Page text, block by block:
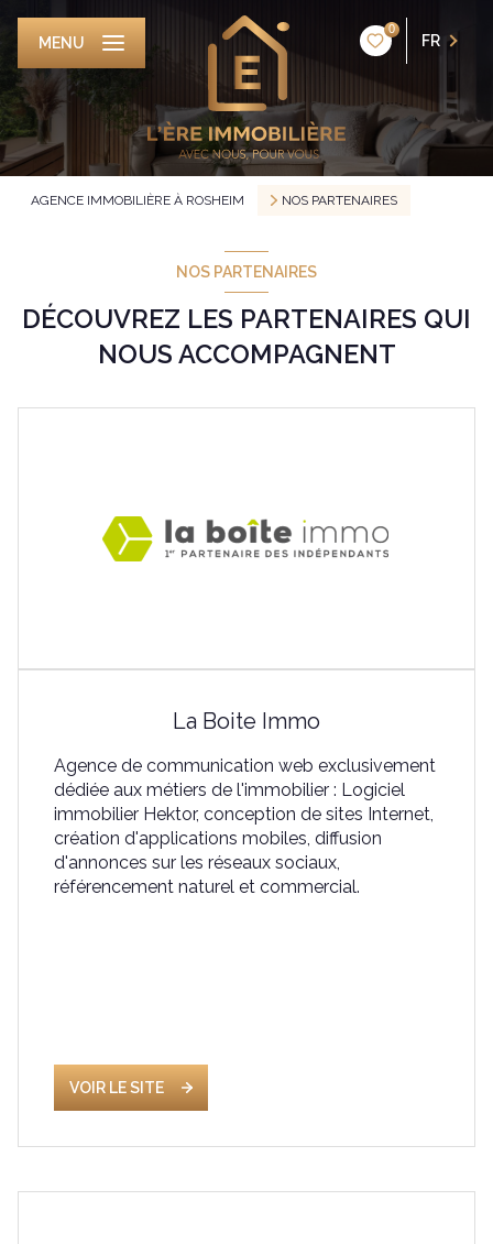
0
FR
MENU
AGENCE IMMOBILIÈRE À ROSHEIM NOS PARTENAIRES
NOS PARTENAIRES
DÉCOUVREZ LES PARTENAIRES QUI
NOUS ACCOMPAGNENT
La Boite Immo
Agence de communication web exclusivement
dédiée aux métiers de l'immobilier : Logiciel
immobilier Hektor, conception de sites Internet,
création d'applications mobiles, diffusion
d'annonces sur les réseaux sociaux,
référencement naturel et commercial.
VOIR LE SITE